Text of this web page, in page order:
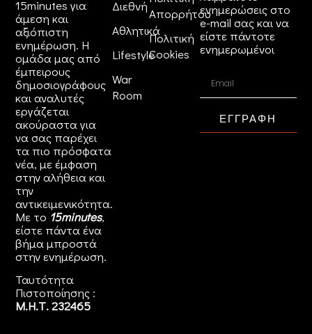
15minutes για
άμεση και
αξιόπιστη
ενημέρωση. Η
ομάδα μας από
έμπειρους
δημοσιογράφους
και αναλυτές
εργάζεται
ακούραστα για
να σας παρέχει
τα πιο πρόσφατα
νέα, με έμφαση
στην αλήθεια και
την
αντικειμενικότητα.
Με το 15minutes,
είστε πάντα ένα
βήμα μπροστά
στηνενημέρωση.
Ταυτότητα
Πιστοποίησης :
Μ.Η.Τ. 232465
Διεθνή
Αθλητικά
Lifestyle
War
Room
Απορρήτου
Πολιτική
Cookies
ενημερώσεις στο
e-mail σας και να
είστε πάντοτε
ενημερωμένοι
ΕΓΓΡΑΦΗ